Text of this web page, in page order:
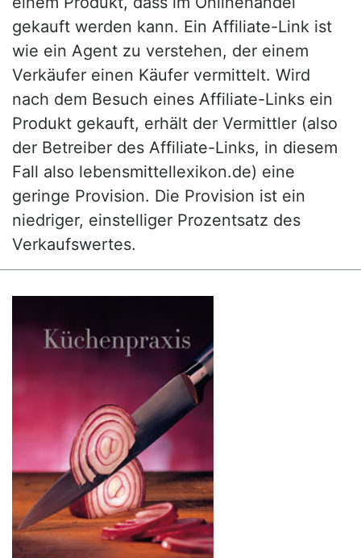
gekauft werden kann. Ein Affiliate-Link ist
wie ein Agent zu verstehen, der einem
Verkäufer einen Käufer vermittelt. Wird
nach dem Besuch eines Affiliate-Links ein
Produkt gekauft, erhält der Vermittler (also
der Betreiber des Affiliate-Links, in diesem
Fall also lebensmittellexikon.de) eine
geringe Provision. Die Provision ist ein
niedriger, einstelliger Prozentsatz des
Verkaufswertes.